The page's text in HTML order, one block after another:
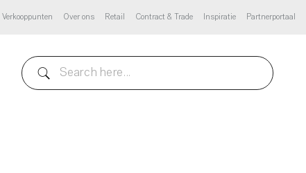
Verkooppunten Over ons Retail Contract & Trade Inspiratie Partnerportaal